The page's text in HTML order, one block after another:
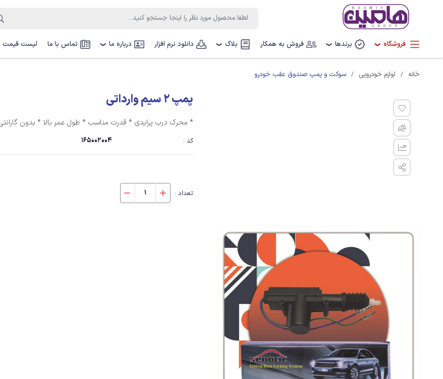
فروشگاه ❯ برندها ❯ فروش به همکار بلاگ ❯ دانلود نرم افزار درباره ما ❯ تماس با ما لیست قیمت
خانه لوازم خودرویی سوکت و پمپ صندوق عقب خودرو
پمپ 2 سیم وارداتی
* محرک درب پرایدی * قدرت مناسب * طول عمر بالا * بدون گارانتی
کد : 165002004
تعداد :